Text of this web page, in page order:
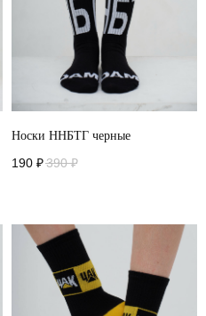
Носки ННБТГ черные
190 ₽390 ₽